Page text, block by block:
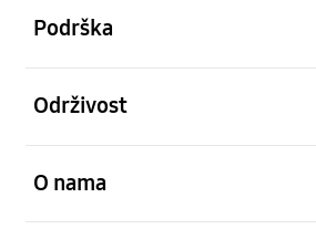
Podrška
Održivost
O nama